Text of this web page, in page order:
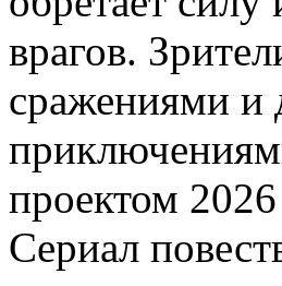
врагов.
сражениями и
проектом
Сериал